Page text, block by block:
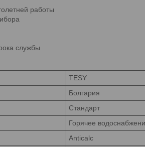
работы
службы
TESY
Болгария
Стандарт
Горячее
Anticalc